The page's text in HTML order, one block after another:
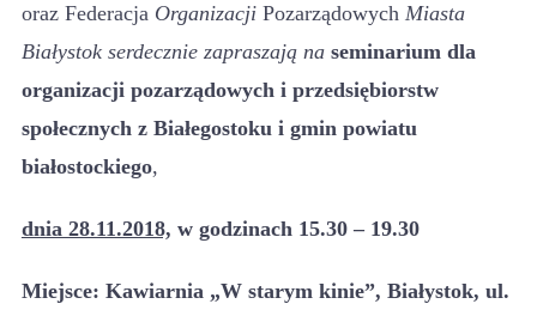
oraz Federacja OrganizacjiPozarządowych Miasta
Białystok serdecznie zapraszają na seminarium dla
organizacji pozarządowych i przedsiębiorstw
społecznych z Białegostoku i gmin powiatu
białostockiego,
dnia 28.11.2018, w godzinach 15.30 – 19.30
Miejsce: Kawiarnia „W starym kinie”, Białystok, ul.